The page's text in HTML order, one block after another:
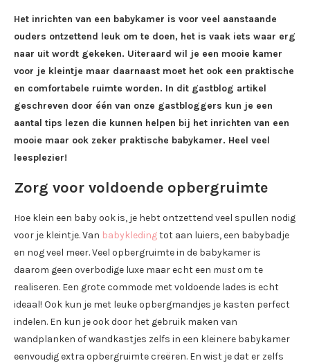
Het inrichten van een babykamer is voor veel aanstaande
ouders ontzettend leuk om te doen, het is vaak iets waar erg
naar uit wordt gekeken. Uiteraard wil je een mooie kamer
voor je kleintje maar daarnaast moet het ook een praktische
en comfortabele ruimte worden. In dit gastblog artikel
geschreven door één van onze gastbloggers kun je een
aantal tips lezen die kunnen helpen bij het inrichten van een
mooie maar ook zeker praktische babykamer. Heel veel
leesplezier!
Zorg voor voldoende opbergruimte
Hoe klein een baby ook is, je hebt ontzettend veel spullen nodig
voor je kleintje. Van babykledingtot aan luiers, een babybadje
en nog veel meer. Veel opbergruimte in de babykamer is
daarom geen overbodige luxe maar echt een mustom te
realiseren. Een grote commode met voldoende lades is echt
ideaal! Ook kun je met leuke opbergmandjes je kasten perfect
indelen. En kun je ook door het gebruik maken van
wandplanken of wandkastjes zelfs in een kleinere babykamer
eenvoudig extra opbergruimte creëren. En wist je dat er zelfs